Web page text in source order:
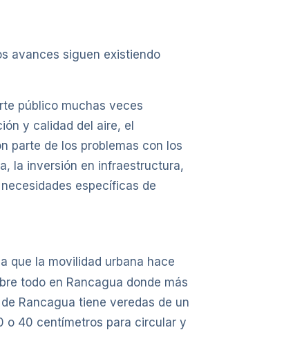
avances siguen existiendo
público muchas veces
y calidad del aire, el
parte de los problemas con los
la inversión en infraestructura,
específicas de
que la movilidad urbana hace
todo en Rancagua donde más
Rancagua tiene veredas de un
o 40 centímetros para circular y